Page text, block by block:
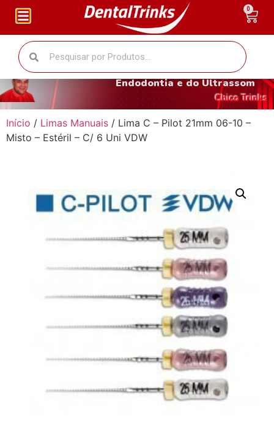
O fantástico mundo da
Endodontia e do Ultrassom
Chico Trinks
Início / Limas Manuais / Lima C – Pilot 21mm 06-10 –
Misto – Estéril – C/ 6 Uni VDW
0